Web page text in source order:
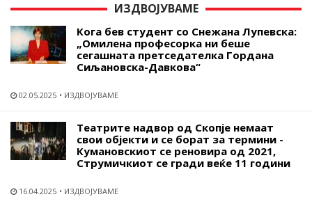
ИЗДВОЈУВАМЕ
Кога бев студент со Снежана Лупевска:
„Омилена професорка ни беше
сегашната претседателка Гордана
Сиљановска-Давкова“
02.05.2025 ИЗДВОЈУВАМЕ
Театрите надвор од Скопје немаат
свои објекти и се борат за термини -
Кумановскиот се реновира од 2021,
Струмичкиот се гради веќе 11 години
16.04.2025 ИЗДВОЈУВАМЕ